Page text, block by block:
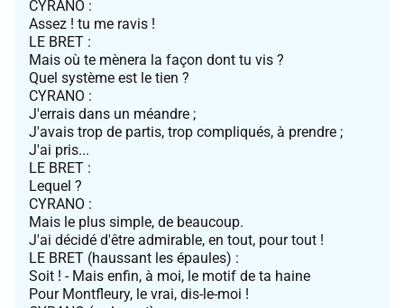
CYRANO :
Assez ! tu me ravis !
LE BRET :
Mais où te mènera la façon dont tu vis ?
Quel système est le tien ?
CYRANO :
J'errais dans un méandre ;
J'avais trop de partis, trop compliqués, à prendre ;
J'ai pris...
LE BRET :
Lequel ?
CYRANO :
Mais le plus simple, de beaucoup.
J'ai décidé d'être admirable, en tout, pour tout !
LE BRET (haussant les épaules) :
Soit ! - Mais enfin, à moi, le motif de ta haine
Pour Montfleury, le vrai, dis-le-moi !